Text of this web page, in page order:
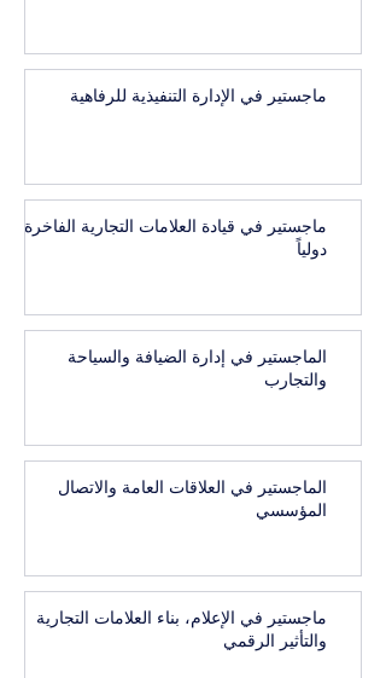
ماجستير في الإدارة التنفيذية للرفاهية
ماجستير في قيادة العلامات التجارية الفاخرة
دولياً
الماجستير في إدارة الضيافة والسياحة
والتجارب
الماجستير في العلاقات العامة والاتصال
المؤسسي
ماجستير في الإعلام، بناء العلامات التجارية
والتأثير الرقمي